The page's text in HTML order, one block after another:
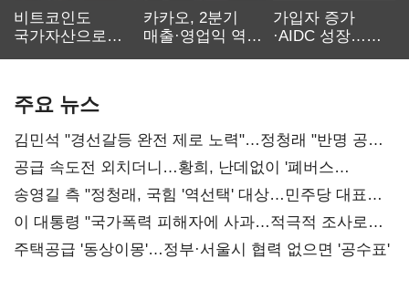
비트코인도
국가자산으로…'
카카오, 2분기
매출·영업익 역대
가입자 증가
·AIDC 성장…
주요 뉴스
김민석 "경선갈등 완전 제로 노력"…정청래 "반명 공세
사과부터"
공급 속도전 외치더니…황희, 난데없이 '폐버스
리모델링' 제안
송영길 측 "정청래, 국힘 '역선택' 대상…민주당 대표로
총선 지휘 못해"
이 대통령 "국가폭력 피해자에 사과…적극적 조사로
진실 밝혀야"
주택공급 '동상이몽'…정부·서울시 협력 없으면 '공수표'